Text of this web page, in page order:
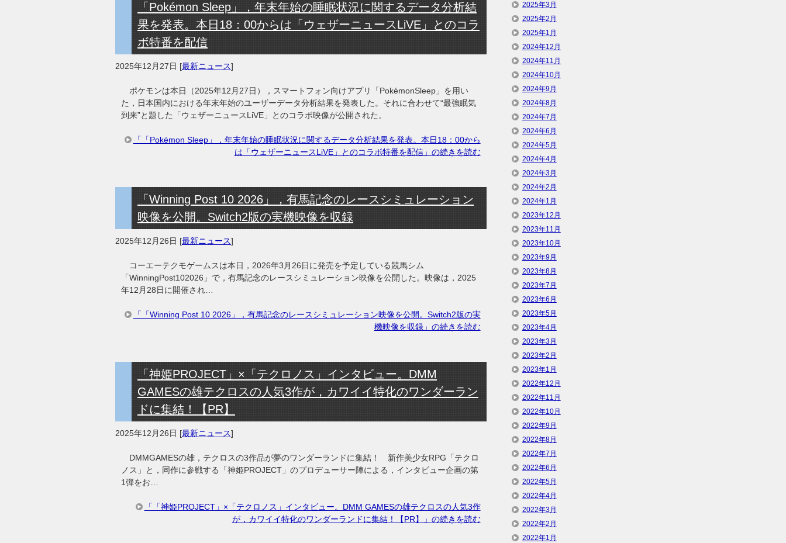
「Pokémon Sleep」，年末年始の睡眠状況に関するデータ分析結
果を発表。本日18：00からは「ウェザーニュースLiVE」とのコラ
ボ特番を配信
2025年12月27日 [最新ニュース]
ポケモンは本日（2025年12月27日），スマートフォン向けアプリ「PokémonSleep」を用い
た，日本国内における年末年始のユーザーデータ分析結果を発表した。それに合わせて“最強眠気
到来”と題した「ウェザーニュースLiVE」とのコラボ映像が公開された。
「「Pokémon Sleep」，年末年始の睡眠状況に関するデータ分析結果を発表。本日18：00から
は「ウェザーニュースLiVE」とのコラボ特番を配信」の続きを読む
「Winning Post 10 2026」，有馬記念のレースシミュレーション
映像を公開。Switch2版の実機映像を収録
2025年12月26日 [最新ニュース]
コーエーテクモゲームスは本日，2026年3月26日に発売を予定している競馬シム
「WinningPost102026」で，有馬記念のレースシミュレーション映像を公開した。映像は，2025
年12月28日に開催され…
「「Winning Post 10 2026」，有馬記念のレースシミュレーション映像を公開。Switch2版の実
機映像を収録」の続きを読む
「神姫PROJECT」×「テクロノス」インタビュー。DMM
GAMESの雄テクロスの人気3作が，カワイイ特化のワンダーラン
ドに集結！【PR】
2025年12月26日 [最新ニュース]
DMMGAMESの雄，テクロスの3作品が夢のワンダーランドに集結！ 新作美少女RPG「テクロ
ノス」と，同作に参戦する「神姫PROJECT」のプロデューサー陣による，インタビュー企画の第
1弾をお…
「「神姫PROJECT」×「テクロノス」インタビュー。DMM GAMESの雄テクロスの人気3作
が，カワイイ特化のワンダーランドに集結！【PR】」の続きを読む
2025年3月
2025年2月
2025年1月
2024年12月
2024年11月
2024年10月
2024年9月
2024年8月
2024年7月
2024年6月
2024年5月
2024年4月
2024年3月
2024年2月
2024年1月
2023年12月
2023年11月
2023年10月
2023年9月
2023年8月
2023年7月
2023年6月
2023年5月
2023年4月
2023年3月
2023年2月
2023年1月
2022年12月
2022年11月
2022年10月
2022年9月
2022年8月
2022年7月
2022年6月
2022年5月
2022年4月
2022年3月
2022年2月
2022年1月